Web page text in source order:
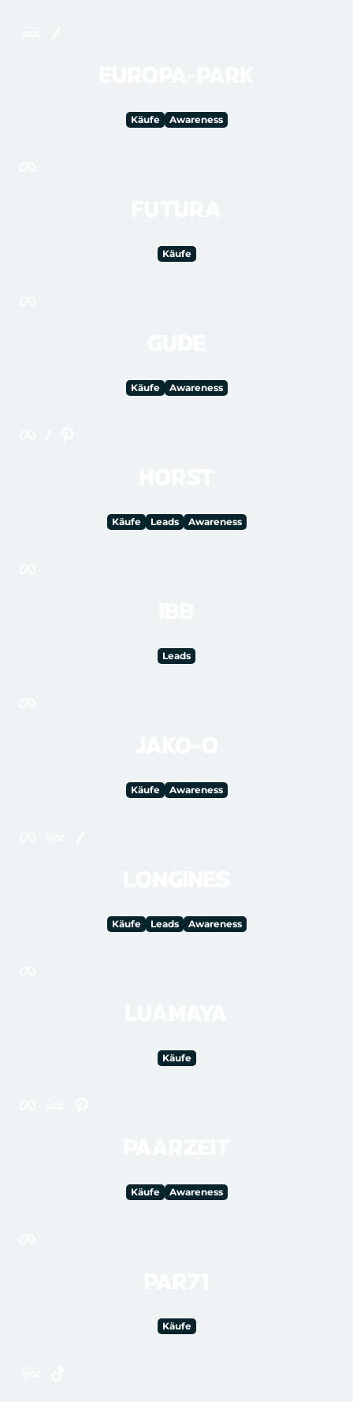
Käufe Awareness
Käufe
Käufe Awareness
Käufe Leads Awareness
Leads
Käufe Awareness
Käufe Leads Awareness
Käufe
Käufe Awareness
Käufe